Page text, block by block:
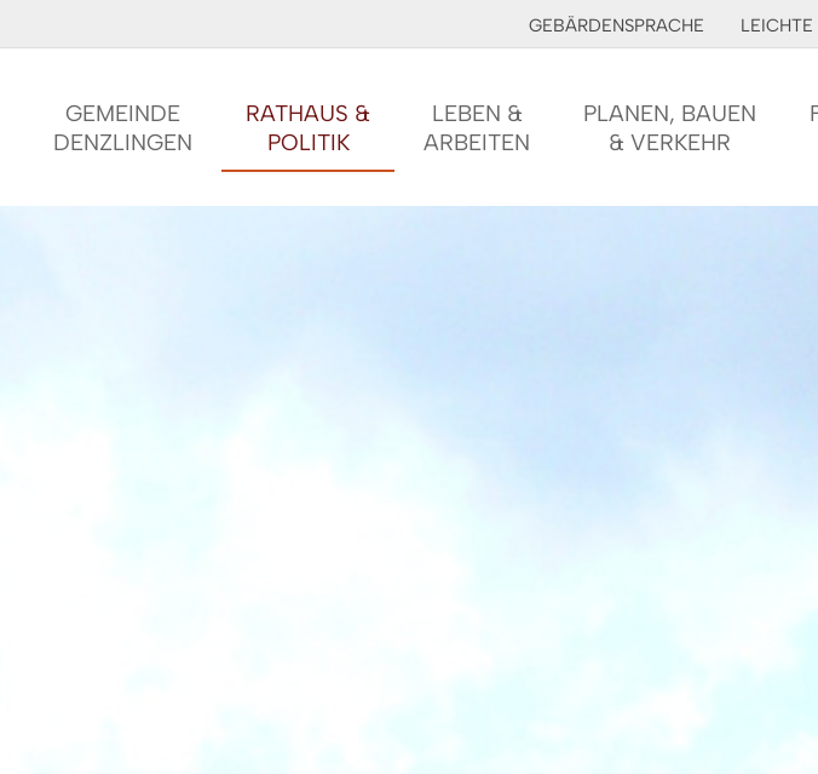
GEBÄRDENSPRACHE LEICHTE
GEMEINDE
DENZLINGEN
RATHAUS &
POLITIK
LEBEN &
ARBEITEN
PLANEN, BAUEN
& VERKEHR